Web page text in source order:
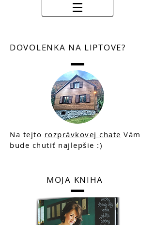
DOVOLENKA NA LIPTOVE?
Na tejto rozprávkovej chate Vám
bude chutiť najlepšie :)
MOJA KNIHA